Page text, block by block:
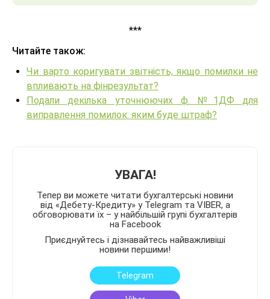
***
Читайте також:
Чи варто коригувати звітність, якщо помилки не
впливають на фінрезультат?
Подали декілька уточнюючих ф. №1ДФ для
виправлення помилок: яким буде штраф?
УВАГА!
Тепер ви можете читати бухгалтерські новини
від «Дебету-Кредиту» у Telegram та VIBER, а
обговорювати їх – у найбільшій групі бухгалтерів
на Facebook
Приєднуйтесь і дізнавайтесь найважливіші
новини першими!
Telegram